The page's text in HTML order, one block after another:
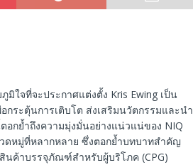
ใจที่จะประกาศแต่งตั้ง Kris Ewing เป็น
กระตุ้นการเติบโต ส่งเสริมนวัตกรรมและนำ
กย้ำถึงความมุ่งมั่นอย่างแน่วแน่ของ NIQ
ดหมู่ที่หลากหลาย ซึ่งตอกย้ำบทบาทสําคัญ
นค้าบรรจุภัณฑ์สำหรับผู้บริโภค (CPG)